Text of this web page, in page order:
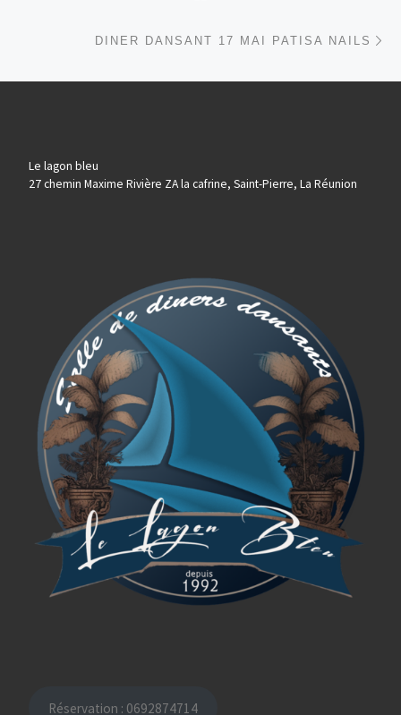
DINER DANSANT 17 MAI PATISA NAILS
Le lagon bleu
27 chemin Maxime Rivière ZA la cafrine, Saint-Pierre, La Réunion
Réservation : 0692874714